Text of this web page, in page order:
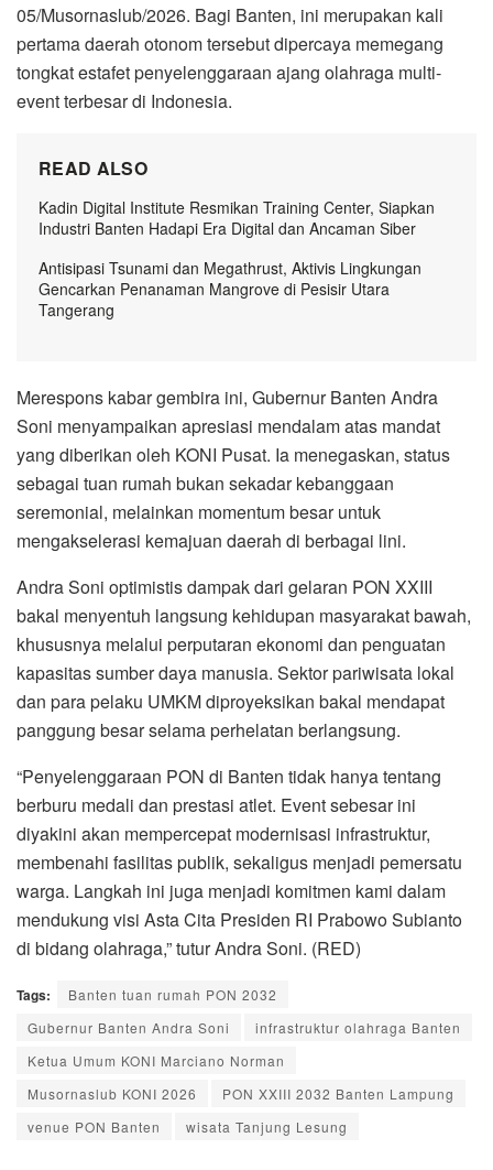
05/Musornaslub/2026. Bagi Banten, ini merupakan kali
pertama daerah otonom tersebut dipercaya memegang
tongkat estafet penyelenggaraan ajang olahraga multi-
event terbesar di Indonesia.
READ ALSO
Kadin Digital Institute Resmikan Training Center, Siapkan
Industri Banten Hadapi Era Digital dan Ancaman Siber
Antisipasi Tsunami dan Megathrust, Aktivis Lingkungan
Gencarkan Penanaman Mangrove di Pesisir Utara
Tangerang
Merespons kabar gembira ini, Gubernur Banten Andra
Soni menyampaikan apresiasi mendalam atas mandat
yang diberikan oleh KONI Pusat. Ia menegaskan, status
sebagai tuan rumah bukan sekadar kebanggaan
seremonial, melainkan momentum besar untuk
mengakselerasi kemajuan daerah di berbagai lini.
Andra Soni optimistis dampak dari gelaran PON XXIII
bakal menyentuh langsung kehidupan masyarakat bawah,
khususnya melalui perputaran ekonomi dan penguatan
kapasitas sumber daya manusia. Sektor pariwisata lokal
dan para pelaku UMKM diproyeksikan bakal mendapat
panggung besar selama perhelatan berlangsung.
“Penyelenggaraan PON di Banten tidak hanya tentang
berburu medali dan prestasi atlet. Event sebesar ini
diyakini akan mempercepat modernisasi infrastruktur,
membenahi fasilitas publik, sekaligus menjadi pemersatu
warga. Langkah ini juga menjadi komitmen kami dalam
mendukung visi Asta Cita Presiden RI Prabowo Subianto
di bidang olahraga,” tutur Andra Soni. (RED)
Tags:
Banten tuan rumah PON 2032
Gubernur Banten Andra Soni
infrastruktur olahraga Banten
Ketua Umum KONI Marciano Norman
Musornaslub KONI 2026
PON XXIII 2032 Banten Lampung
venue PON Banten
wisata Tanjung Lesung